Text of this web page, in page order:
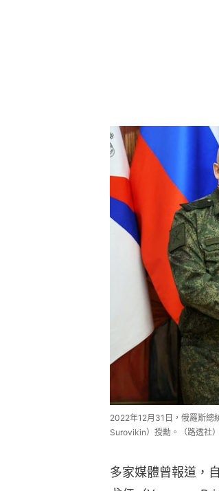
2022年12月31日，俄羅斯總
Surovikin）授勳。（路透社）
多家媒體曾報道，